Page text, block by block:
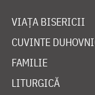
VIAȚA BISERICII
CUVINTE
FAMILIE
LITURGICĂ